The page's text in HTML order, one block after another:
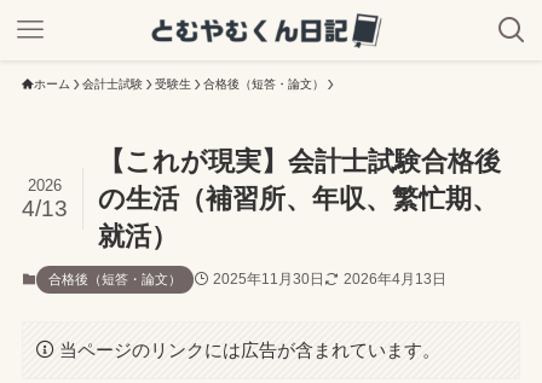
ホーム 会計士試験 受験生 合格後（短答・論文）
【これが現実】会計士試験合格後
の生活（補習所、年収、繁忙期、
就活）
2026
4/13
合格後（短答・論文） 2025年11月30日 2026年4月13日
当ページのリンクには広告が含まれています。